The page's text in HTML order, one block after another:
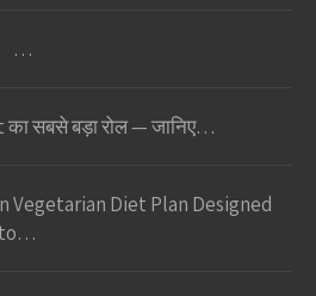
…
सबसे बड़ा रोल — जानिए…
Vegetarian Diet Plan Designed
to…